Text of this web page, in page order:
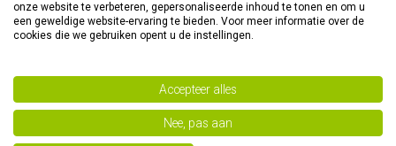
Powered bynopCommerce
onze website te verbeteren, gepersonaliseerde inhoud te tonen en om u
een geweldige website-ervaring te bieden. Voor meer informatie over de
cookies die we gebruiken opent u de instellingen.
Accepteer alles
Nee, pas aan